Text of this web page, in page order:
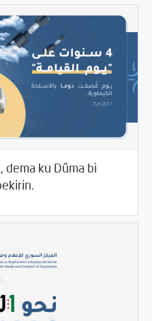
dema ku Dûma bi